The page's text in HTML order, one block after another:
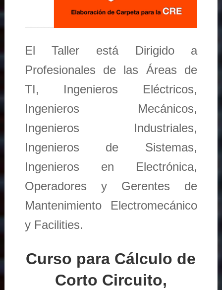
El Taller está Dirigido a
Profesionales de las Áreas de
TI, Ingenieros Eléctricos,
Ingenieros Mecánicos,
Ingenieros Industriales,
Ingenieros de Sistemas,
Ingenieros en Electrónica,
Operadores y Gerentes de
Mantenimiento Electromecánico
y Facilities.
Curso para Cálculo de
Corto Circuito,